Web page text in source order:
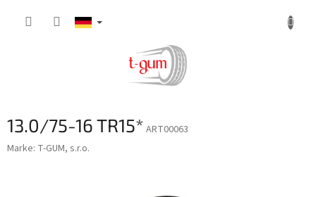
13.0/75-16 TR15* ART00063
Marke: T-GUM, s.r.o.